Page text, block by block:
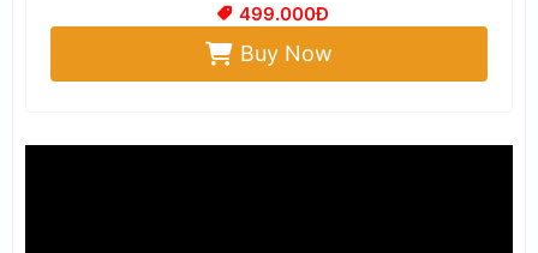
499.000Đ
Buy Now